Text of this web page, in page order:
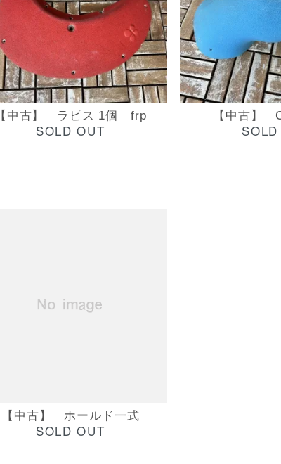
【中古】 ラピス 1個 frp
SOLD OUT
【中古】
【中古】 ホールド一式
SOLD OUT